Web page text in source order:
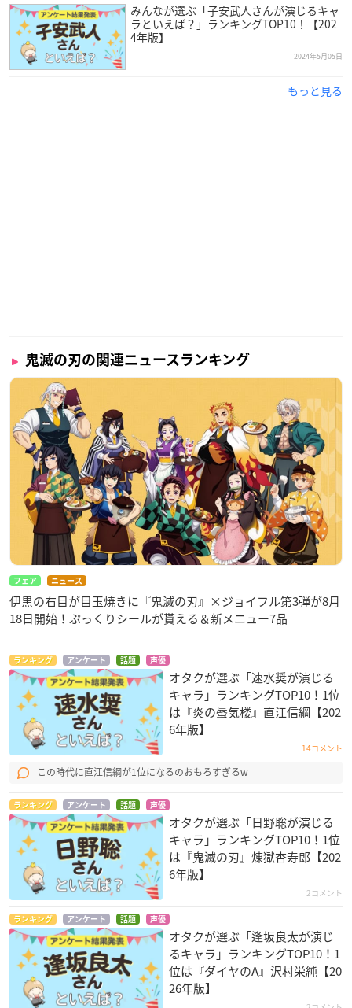
みんなが選ぶ「子安武人さんが演じるキャ
ラといえば？」ランキングTOP10！【202
4年版】
2024年5月05日
もっと見る
鬼滅の刃の関連ニュースランキング
フェア ニュース
伊黒の右目が目玉焼きに『鬼滅の刃』×ジョイフル第3弾が8月
18日開始！ぷっくりシールが貰える＆新メニュー7品
ランキング アンケート 話題 声優
オタクが選ぶ「速水奨が演じる
キャラ」ランキングTOP10！1位
は『炎の蜃気楼』直江信綱【202
6年版】
14コメント
この時代に直江信綱が1位になるのおもろすぎるw
ランキング アンケート 話題 声優
オタクが選ぶ「日野聡が演じる
キャラ」ランキングTOP10！1位
は『鬼滅の刃』煉󠄁獄杏寿郎【202
6年版】
2コメント
ランキング アンケート 話題 声優
オタクが選ぶ「逢坂良太が演じ
るキャラ」ランキングTOP10！1
位は『ダイヤのA』沢村栄純【20
26年版】